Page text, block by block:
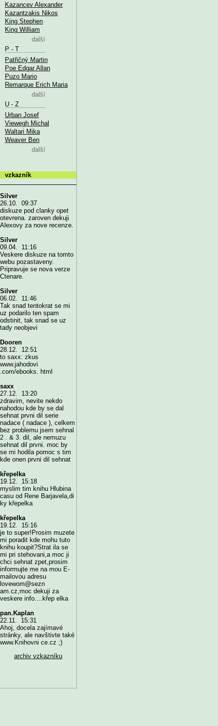
Kazancev Alexander
Kazantzakis Nikos
King Stephen
King William
další
P - T
Patřičný Martin
Poe Edgar Allan
Puzo Mario
Remarque Erich Maria
další
U - Z
Urban Josef
Viewegh Michal
Waltari Mika
Weaver Ben
další
vzkazník
Silver
26.10. 09:37
diskuze pod clanky opet
otevrena. zaroven dekuji
Alexovy za nove recenze.
Silver
09.04. 11:16
Veskere diskuze na tomto
webu pozastaveny.
Pripravuje se nova verze
Ctenare.
Silver
06.02. 11:46
Tak snad tentokrat se mi
uz podarilo ten spam
odstinit, tak snad se uz
tady neobjevi
Dooren
28.12. 12:51
to saxx: zkus
www.jahodovi
.com/ebooks. html
saxx
27.12. 13:20
zdravim, nevite nekdo
nahodou kde by se dal
sehnat prvni dil serie
nadace ( nadace ), celkem
bez problemu jsem sehnal
2 . & 3. dil, ale nemuzu
sehnat dil prvni. moc by
se mi hodila pomoc s tim
kde onen prvni dil sehnat
křepelka
19.12. 15:18
myslim tim knihu Hlubina
casu od Rene Barjavela,di
ky křepelka
křepelka
19.12. 15:16
je to super!Prosim muzete
mi poradit kde mohu tuto
knihu koupit?Strat ila se
mi pri stehovani,a moc ji
chci sehnat zpet,prosim
informujte me na mou E-
mailovou adresu
lovewom@sezn
am.cz,moc dekuji za
veskere info....křep elka
pan.Kaplan
22.11. 15:31
Ahoj, docela zajímavé
stránky, ale navštivte také
www.Knihovni ce.cz ;)
archiv vzkazníku